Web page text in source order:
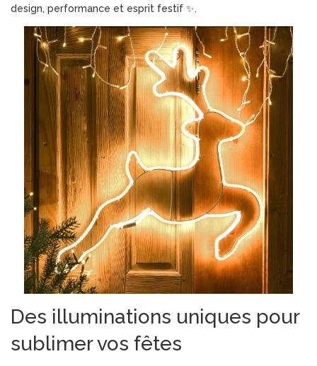
design, performance et esprit festif ✨.
Des illuminations uniques pour
sublimer vos fêtes